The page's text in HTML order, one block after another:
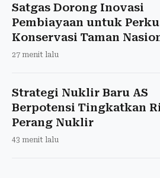
Satgas Dorong Inovasi
Pembiayaan untuk
Konservasi Taman
27 menit lalu
Strategi Nuklir Baru AS
Berpotensi Tingkatkan
Perang Nuklir
43 menit lalu